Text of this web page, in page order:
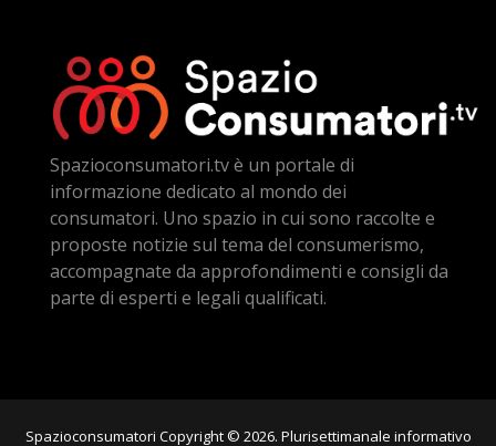
Spazioconsumatori.tv è un portale di
informazione dedicato al mondo dei
consumatori. Uno spazio in cui sono raccolte e
proposte notizie sul tema del consumerismo,
accompagnate da approfondimenti e consigli da
parte di esperti e legali qualificati.
Spazioconsumatori Copyright © 2026. Plurisettimanale informativo